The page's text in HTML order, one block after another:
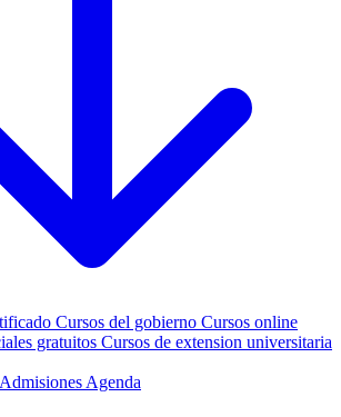
Cursos del gobierno Cursos online
gratuitos Cursos de extension universitaria
Admisiones Agenda